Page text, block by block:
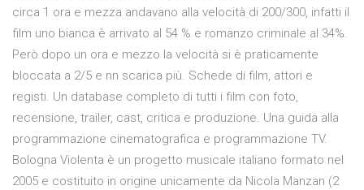
circa 1 ora e mezza andavano alla velocità di 200/300, infatti il
film uno bianca è arrivato al 54 % e romanzo criminale al 34%.
Però dopo un ora e mezzo la velocità si è praticamente
bloccata a 2/5 e nn scarica più. Schede di film, attori e
registi. Un database completo di tutti i film con foto,
recensione, trailer, cast, critica e produzione. Una guida alla
programmazione cinematografica e programmazione TV.
Bologna Violenta è un progetto musicale italiano formato nel
2005 e costituito in origine unicamente da Nicola Manzan (2